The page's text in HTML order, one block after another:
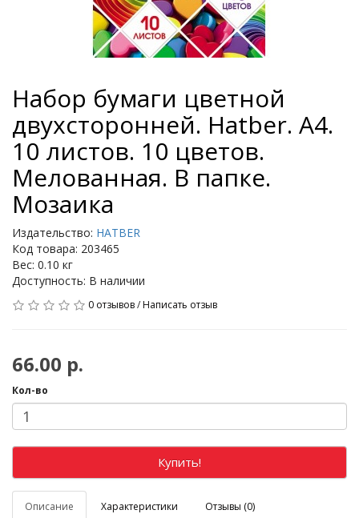
Набор бумаги цветной
двухсторонней. Hatber. А4.
10 листов. 10 цветов.
Мелованная. В папке.
Мозаика
Издательство: HATBER
Код товара: 203465
Вес: 0.10 кг
Доступность: В наличии
0 отзывов/Написать отзыв
66.00 р.
Кол-во
Купить!
Описание Характеристики Отзывы (0)